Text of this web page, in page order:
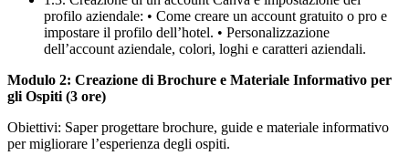
profilo aziendale: • Come creare un account gratuito o pro e
impostare il profilo dell’hotel. • Personalizzazione
dell’account aziendale, colori, loghi e caratteri aziendali.
Modulo 2: Creazione di Brochure e Materiale Informativo per
gli Ospiti (3 ore)
Obiettivi: Saper progettare brochure, guide e materiale informativo
per migliorare l’esperienza degli ospiti.